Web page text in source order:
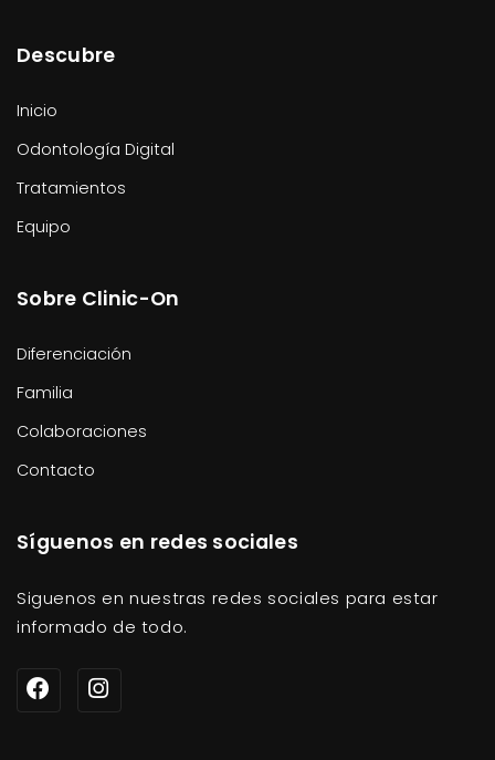
Descubre
Inicio
Odontología Digital
Tratamientos
Equipo
Sobre Clinic-On
Diferenciación
Familia
Colaboraciones
Contacto
Síguenos en redes sociales
Siguenos en nuestras redes sociales para estar
informado de todo.